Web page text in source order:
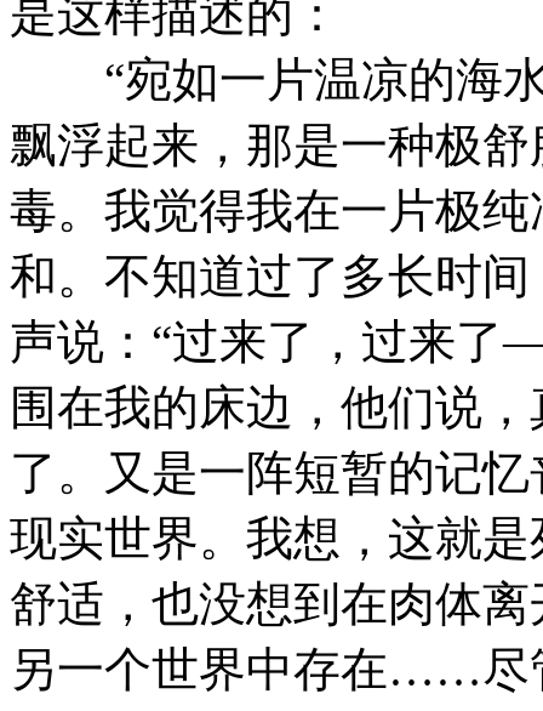
是这样描述的：
“宛如一片温凉的海水
飘浮起来，那是一种极
毒。我觉得我在一片极
和。不知道过了多长时
声说：“过来了，过来
围在我的床边，他们说
了。又是一阵短暂的记
现实世界。我想，这就
舒适，也没想到在肉体
另一个世界中存在……尽